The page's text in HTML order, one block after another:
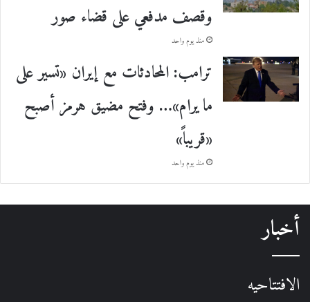
وقصف مدفعي على قضاء صور
منذ يوم واحد
ترامب: المحادثات مع إيران «تسير على
ما يرام»… وفتح مضيق هرمز أصبح
«قريباً»
منذ يوم واحد
أخبار
الافتتاحيه